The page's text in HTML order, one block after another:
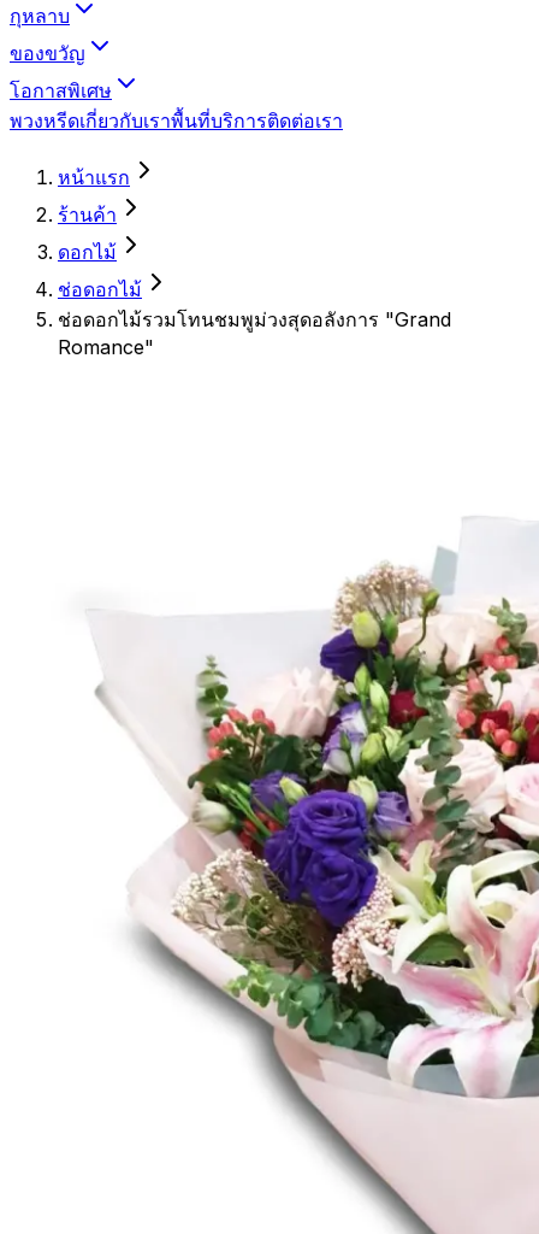
กุหลาบ
ของขวัญ
โอกาสพิเศษ
พวงหรีดเกี่ยวกับเราพื้นที่บริการติดต่อเรา
หน้าแรก
ร้านค้า
ดอกไม้
ช่อดอกไม้
ช่อดอกไม้รวมโทนชมพูม่วงสุดอลังการ "Grand
Romance"